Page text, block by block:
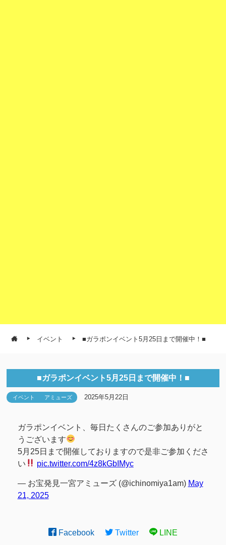
イベント ■ガラポンイベント5月25日まで開催中！■
■ガラポンイベント5月25日まで開催中！■
イベント アミューズ 2025年5月22日
ガラポンイベント、毎日たくさんのご参加ありがと
うございます
5月25日まで開催しておりますので是非ご参加くださ
い
pic.twitter.com/4z8kGbIMyc
— お宝発見一宮アミューズ (@ichinomiya1am) May
21, 2025
Facebook Twitter LINE